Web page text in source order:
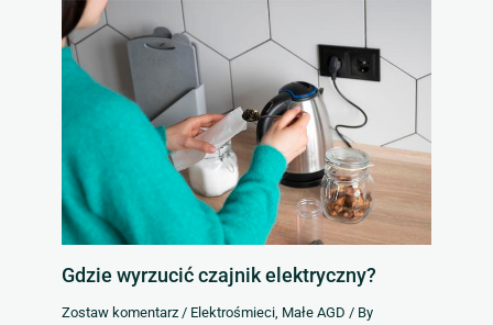
Gdzie wyrzucić czajnik elektryczny?
Zostaw komentarz / Elektrośmieci, Małe AGD / By